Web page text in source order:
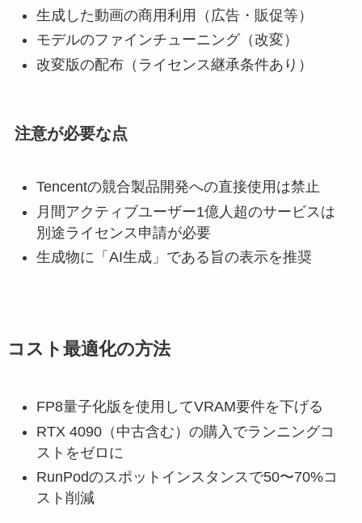
生成した動画の商用利用（広告・販促等）
モデルのファインチューニング（改変）
改変版の配布（ライセンス継承条件あり）
注意が必要な点
Tencentの競合製品開発への直接使用は禁止
月間アクティブユーザー1億人超のサービスは
別途ライセンス申請が必要
生成物に「AI生成」である旨の表示を推奨
コスト最適化の方法
FP8量子化版を使用してVRAM要件を下げる
RTX 4090（中古含む）の購入でランニングコ
ストをゼロに
RunPodのスポットインスタンスで50〜70%コ
スト削減